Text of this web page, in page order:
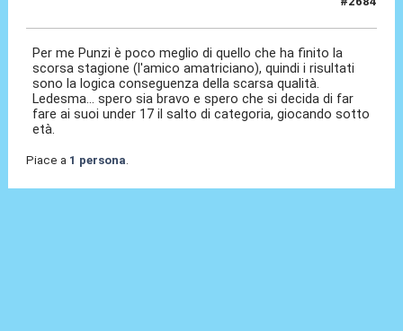
Per me Punzi è poco meglio di quello che ha finito la
scorsa stagione (l'amico amatriciano), quindi i risultati
sono la logica conseguenza della scarsa qualità.
Ledesma... spero sia bravo e spero che si decida di far
fare ai suoi under 17 il salto di categoria, giocando sotto
età.
Piace a 1 persona